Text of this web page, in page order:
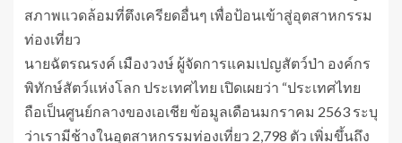
สภาพแวดล้อมที่ตึงเครียดอื่นๆ เพื่อป้อนเข้าสู่อุตสาหกรรม
ท่องเที่ยว
นายฉัตรณรงค์ เมืองวงษ์ ผู้จัดการแคมเปญสัตว์ป่า องค์กร
พิทักษ์สัตว์แห่งโลก ประเทศไทย เปิดเผยว่า “ประเทศไทย
ถือเป็นศูนย์กลางของเอเชีย ข้อมูลเดือนมกราคม 2563 ระบุ
ว่าเรามีช้างในอุตสาหกรรมท่องเที่ยว 2,798 ตัว เพิ่มขึ้นถึง